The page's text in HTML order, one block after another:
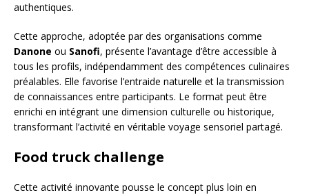
authentiques.
Cette approche, adoptée par des organisations comme
Danone ou Sanofi, présente l’avantage d’être accessible à
tous les profils, indépendamment des compétences culinaires
préalables. Elle favorise l’entraide naturelle et la transmission
de connaissances entre participants. Le format peut être
enrichi en intégrant une dimension culturelle ou historique,
transformant l’activité en véritable voyage sensoriel partagé.
Food truck challenge
Cette activité innovante pousse le concept plus loin en